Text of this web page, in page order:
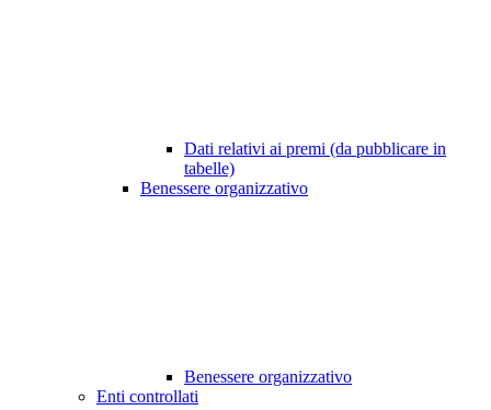
Dati relativi ai premi (da pubblicare in
tabelle)
Benessere organizzativo
Benessere organizzativo
Enti controllati